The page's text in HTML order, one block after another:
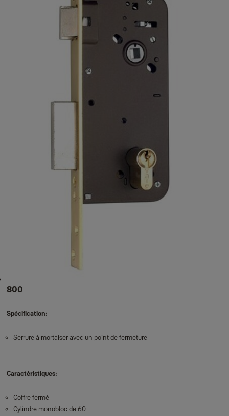
800
Spécification:
Serrure à mortaiser avec un point de fermeture
Caractéristiques:
Coffre fermé
Cylindre monobloc de 60